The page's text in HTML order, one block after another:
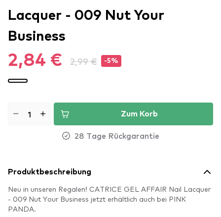
Lacquer - 009 Nut Your
Business
2,84 € 2,99 € -5%
Zum Korb
28 Tage Rückgarantie
Produktbeschreibung
Neu in unseren Regalen! CATRICE GEL AFFAIR Nail Lacquer
- 009 Nut Your Business jetzt erhältlich auch bei PINK
PANDA.